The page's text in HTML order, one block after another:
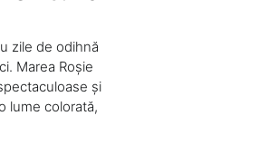
zile de odihnă
Marea Roșie
și
lume colorată,